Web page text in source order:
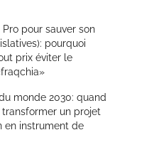
pour sauver son
pourquoi
prix éviter le
monde 2030: quand
un projet
en instrument de